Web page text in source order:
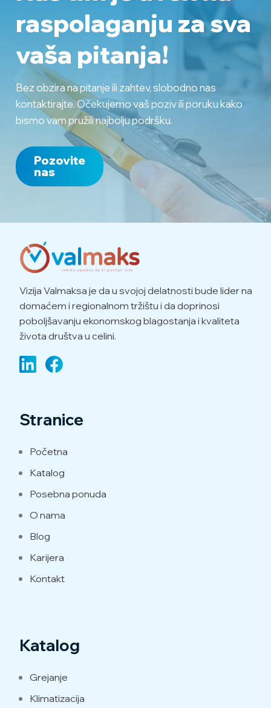
raspolaganju za sva
vaša pitanja!
Bez obzira na pitanje ili zahtev, slobodno nas
kontaktirajte. Očekujemo vaš poziv ili poruku kako
bismo vam pružili najbolju podršku.
Pozovite
nas
Vizija Valmaksa je da u svojoj delatnosti bude lider na
domaćem i regionalnom tržištu i da doprinosi
poboljšavanju ekonomskog blagostanja i kvaliteta
života društva u celini.
Stranice
Početna
Katalog
Posebna ponuda
O nama
Blog
Karijera
Kontakt
Katalog
Grejanje
Klimatizacija